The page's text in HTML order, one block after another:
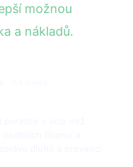
možnou
a nákladů.